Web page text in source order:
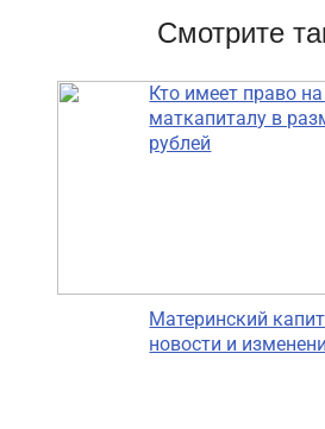
Смотрите
Кто имеет право
маткапиталу в
рублей
Материнский
новости и